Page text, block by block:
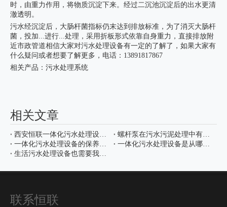
时，由重力作用，将物质沉淀下来。经过二沉池沉淀后的出水更清
澈透明。
污水经沉淀后，大肠杆菌指标仍末达到排放标准，为了消灭大肠杆
菌，投加...进行...处理，采用折板形式依靠自身重力，直接排放附
近市政管道相信大家对污水处理设备有一定的了解了，如果大家有
什么疑问或者想要了解更多，电话：13891817867
相关产品： 污水处理系统
相关文章
联系恒联